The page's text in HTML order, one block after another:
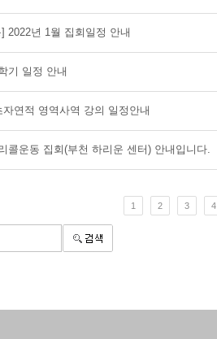
2022년 1월 집회일정 안내
기 일정 안내
연적 영역사역 강의 일정안내
콜운동 집회(부천 하리운 센터) 안내입니다.
1 2 3 4